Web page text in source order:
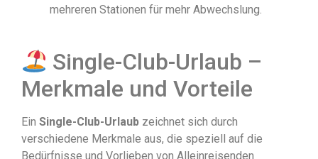
mehreren Stationen für mehr Abwechslung.
Single-Club-Urlaub –
Merkmale und Vorteile
Ein Single-Club-Urlaub zeichnet sich durch
verschiedene Merkmale aus, die speziell auf die
Bedürfnisse und Vorlieben von Alleinreisenden